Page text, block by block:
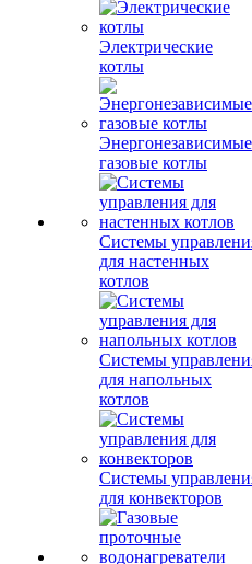
Электрические
котлы
Энергонезависимые
газовые котлы
Системы
для настенных
котлов
Системы
для напольных
котлов
Системы
для конвекторов